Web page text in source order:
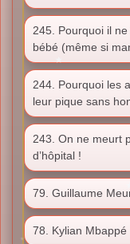
245. Pourquoi il
bébé (même si
244. Pourquoi les
leur pique sans
243. On ne meurt
d’hôpital !
79. Guillaume
78. Kylian Mbappé